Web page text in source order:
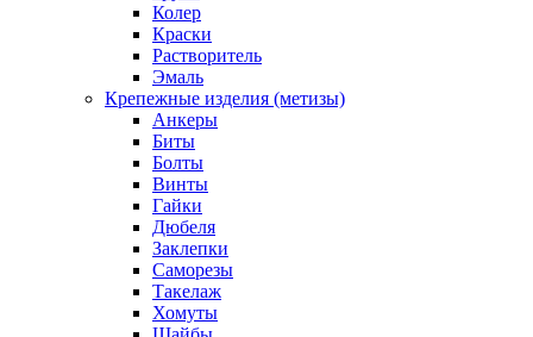
Колер
Краски
Растворитель
Эмаль
Крепежные изделия (метизы)
Анкеры
Биты
Болты
Винты
Гайки
Дюбеля
Заклепки
Саморезы
Такелаж
Хомуты